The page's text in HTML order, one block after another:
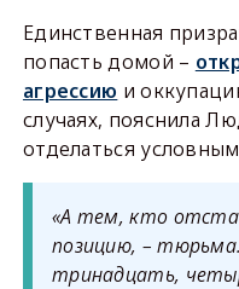
Единственная
попасть домой –
агрессию и
случаях, пояснила
отделаться
«А тем, кто
позицию, –
тринадцать,